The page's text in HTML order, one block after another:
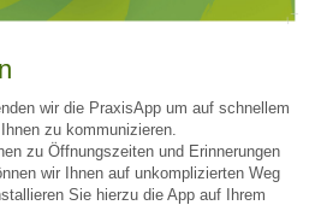
wir die PraxisApp um auf schnellem
zu kommunizieren.
zu Öffnungszeiten und Erinnerungen
wir Ihnen auf unkomplizierten Weg
Sie hierzu die App auf Ihrem